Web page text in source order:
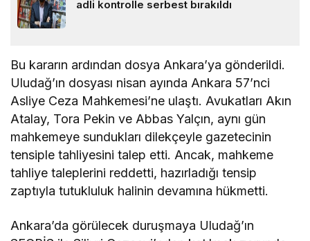
adli kontrolle serbest bırakıldı
Bu kararın ardından dosya Ankara’ya gönderildi.
Uludağ’ın dosyası nisan ayında Ankara 57’nci
Asliye Ceza Mahkemesi’ne ulaştı. Avukatları Akın
Atalay, Tora Pekin ve Abbas Yalçın, aynı gün
mahkemeye sundukları dilekçeyle gazetecinin
tensiple tahliyesini talep etti. Ancak, mahkeme
tahliye taleplerini reddetti, hazırladığı tensip
zaptıyla tutukluluk halinin devamına hükmetti.
Ankara’da görülecek duruşmaya Uludağ’ın